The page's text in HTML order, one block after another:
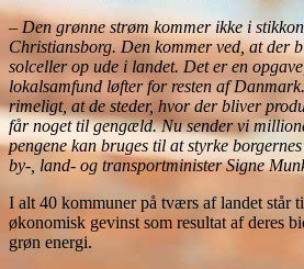
– Den grønne strøm kommer ikke i
Christiansborg. Den kommer ved, at der
solceller op ude i landet. Det er en
lokalsamfund løfter for resten af
rimeligt, at de steder, hvor der bliver
får noget til gengæld. Nu sender vi
pengene kan bruges til at styrke
by-, land- og transportminister Signe
I alt 40 kommuner på tværs af landet står
økonomisk gevinst som resultat af deres
grøn energi.